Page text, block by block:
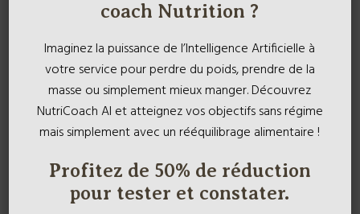
coach Nutrition ?
Imaginez la puissance de l’Intelligence Artificielle à
votre service pour perdre du poids, prendre de la
masse ou simplement mieux manger. Découvrez
NutriCoach AI et atteignez vos objectifs sans régime
mais simplement avec un rééquilibrage alimentaire !
Profitez de 50% de réduction
pour tester et constater.